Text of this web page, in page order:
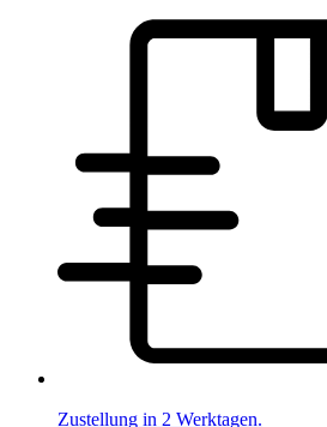
Zustellung in 2 Werktagen.